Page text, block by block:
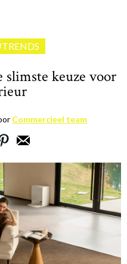
keuze voor
Commercieel team